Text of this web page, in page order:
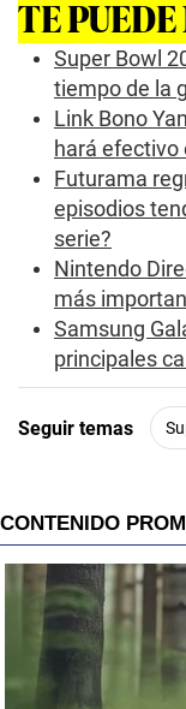
o
TE
Super Bowl
tiempo de la
Link Bono
hará efectivo
Futurama
episodios
serie?
Nintendo
más
Samsung
principales
Seguir temas